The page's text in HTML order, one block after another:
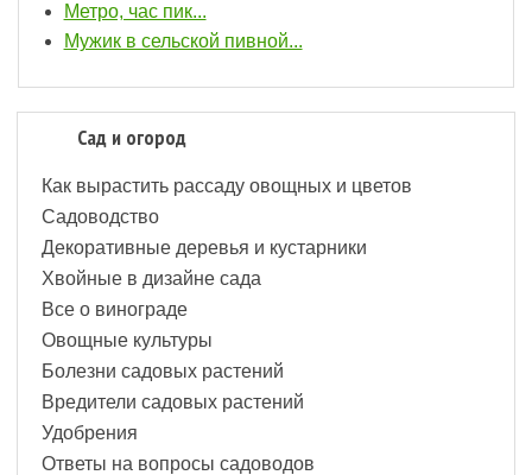
Метро, час пик...
Мужик в сельской пивной...
Сад и огород
Как вырастить рассаду овощных и цветов
Садоводство
Декоративные деревья и кустарники
Хвойные в дизайне сада
Все о винограде
Овощные культуры
Болезни садовых растений
Вредители садовых растений
Удобрения
Ответы на вопросы садоводов